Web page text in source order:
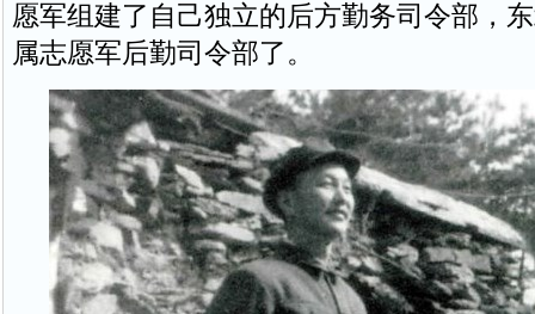
愿军组建了自己独立的后方勤务司令部，
属志愿军后勤司令部了。